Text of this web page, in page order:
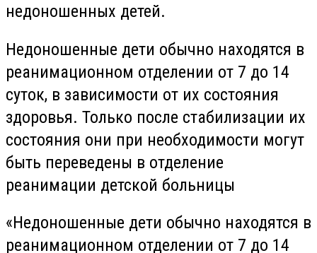
недоношенных детей.
Недоношенные дети обычно находятся в
реанимационном отделении от 7 до 14
суток, в зависимости от их состояния
здоровья. Только после стабилизации их
состояния они при необходимости могут
быть переведены в отделение
реанимации детской больницы
«Недоношенные дети обычно находятся в
реанимационном отделении от 7 до 14